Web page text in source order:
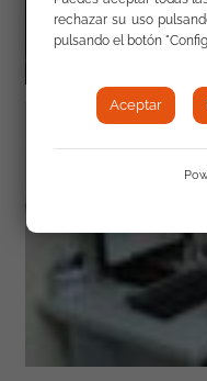
rechazar su uso
pulsando el botón
Aceptar